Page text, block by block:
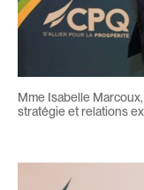
Mme Isabelle
stratégie et relations